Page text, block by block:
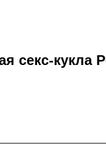
секс-кукла